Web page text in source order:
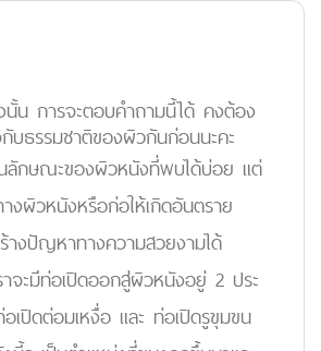
นั้น การจะตอบคำถามนี้ได้ คงต้อง
กับธรรมชาติของผิวกันก่อนนะคะ
ลักษณะของผิวหนังที่พบได้บ่อย แต่
างผิวหนังหรือก่อให้เกิดอันตราย
างปัญหาทางความสวยงามได้
จะมีท่อเปิดออกสู่ผิวหนังอยู่ 2 ประ
ปิดต่อมเหงื่อ และ ท่อเปิดรูขุมขน